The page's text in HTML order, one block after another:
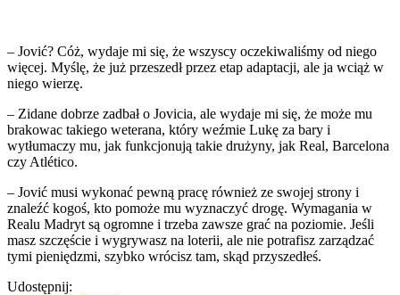
– Jović? Cóż, wydaje mi się, że wszyscy oczekiwaliśmy od niego
więcej. Myślę, że już przeszedł przez etap adaptacji, ale ja wciąż w
niego wierzę.
– Zidane dobrze zadbał o Jovicia, ale wydaje mi się, że może mu
brakowac takiego weterana, który weźmie Lukę za bary i
wytłumaczy mu, jak funkcjonują takie drużyny, jak Real, Barcelona
czy Atlético.
– Jović musi wykonać pewną pracę również ze swojej strony i
znaleźć kogoś, kto pomoże mu wyznaczyć drogę. Wymagania w
Realu Madryt są ogromne i trzeba zawsze grać na poziomie. Jeśli
masz szczęście i wygrywasz na loterii, ale nie potrafisz zarządzać
tymi pieniędzmi, szybko wrócisz tam, skąd przyszedłeś.
Udostępnij: